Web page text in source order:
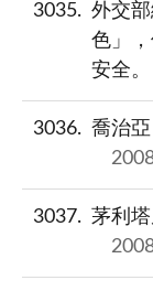
3035
外交
色」
安全。
3036
喬治
3037
茅利